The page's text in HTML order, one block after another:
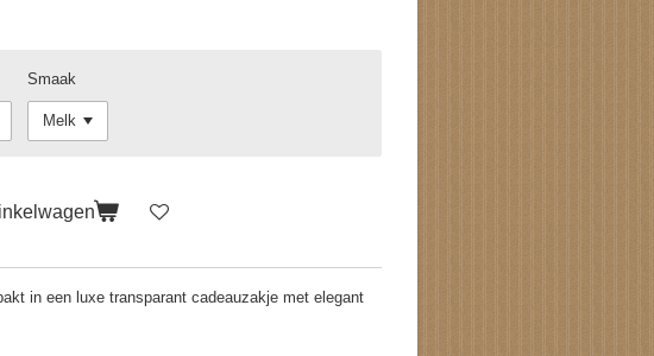
Smaak
in een luxe transparant cadeauzakje met elegant